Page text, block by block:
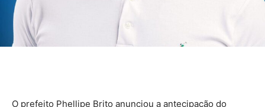
O prefeito Phellipe Brito anunciou a antecipação do